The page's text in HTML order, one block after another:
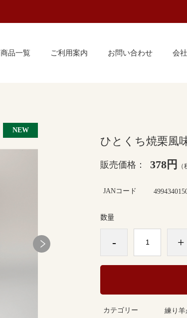
商品一覧 ご利用案内 お問い合わせ 会
ひとくち焼栗風
販売価格： 378円
JANコード
数量
- +
カテゴリー 練り羊